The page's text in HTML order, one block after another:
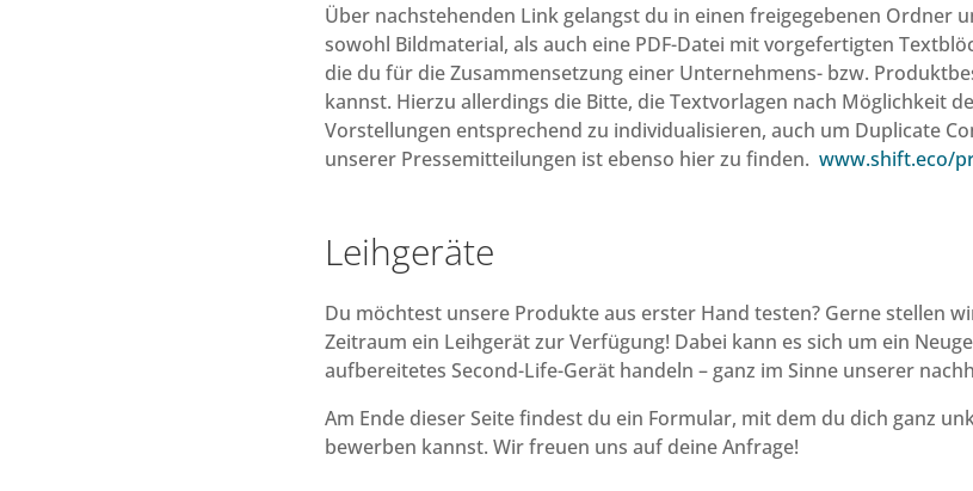
Über nachstehenden Link gelangst du in einen freigegebenen Ordner
sowohl Bildmaterial, als auch eine PDF-Datei mit vorgefertigten
die du für die Zusammensetzung einer Unternehmens- bzw.
kannst. Hierzu allerdings die Bitte, die Textvorlagen nach Möglichkeit
Vorstellungen entsprechend zu individualisieren, auch um Duplicate
unserer Pressemitteilungen ist ebenso hier zu finden. www.shift.eco/
Leihgeräte
Du möchtest unsere Produkte aus erster Hand testen? Gerne stellen
Zeitraum ein Leihgerät zur Verfügung! Dabei kann es sich um ein
aufbereitetes Second-Life-Gerät handeln – ganz im Sinne unserer
Am Ende dieser Seite findest du ein Formular, mit dem du dich ganz
bewerben kannst. Wir freuen uns auf deine Anfrage!